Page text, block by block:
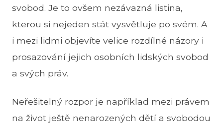
svobod. Je to ovšem nezávazná listina,
kterou si nejeden stát vysvětluje po svém. A
i mezi lidmi objevíte velice rozdílné názory i
prosazování jejich osobních lidských svobod
a svých práv.
Neřešitelný rozpor je například mezi právem
na život ještě nenarozených dětí a svobodou